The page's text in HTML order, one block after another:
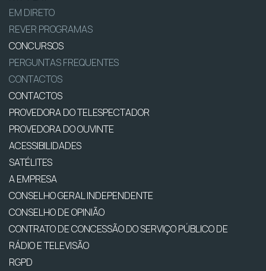
EM DIRETO
REVER PROGRAMAS
CONCURSOS
PERGUNTAS FREQUENTES
CONTACTOS
CONTACTOS
PROVEDORA DO TELESPECTADOR
PROVEDORA DO OUVINTE
ACESSIBILIDADES
SATÉLITES
A EMPRESA
CONSELHO GERAL INDEPENDENTE
CONSELHO DE OPINIÃO
CONTRATO DE CONCESSÃO DO SERVIÇO PÚBLICO DE
RÁDIO E TELEVISÃO
RGPD